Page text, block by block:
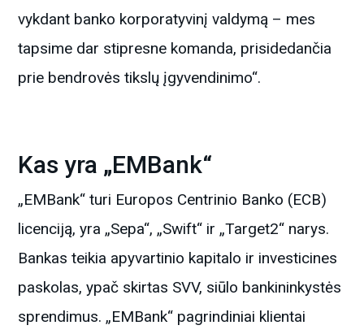
vykdant banko korporatyvinį valdymą – mes
tapsime dar stipresne komanda, prisidedančia
prie bendrovės tikslų įgyvendinimo“.
Kas yra „EMBank“
„EMBank“ turi Europos Centrinio Banko (ECB)
licenciją, yra „Sepa“, „Swift“ ir „Target2“ narys.
Bankas teikia apyvartinio kapitalo ir investicines
paskolas, ypač skirtas SVV, siūlo bankininkystės
sprendimus. „EMBank“ pagrindiniai klientai